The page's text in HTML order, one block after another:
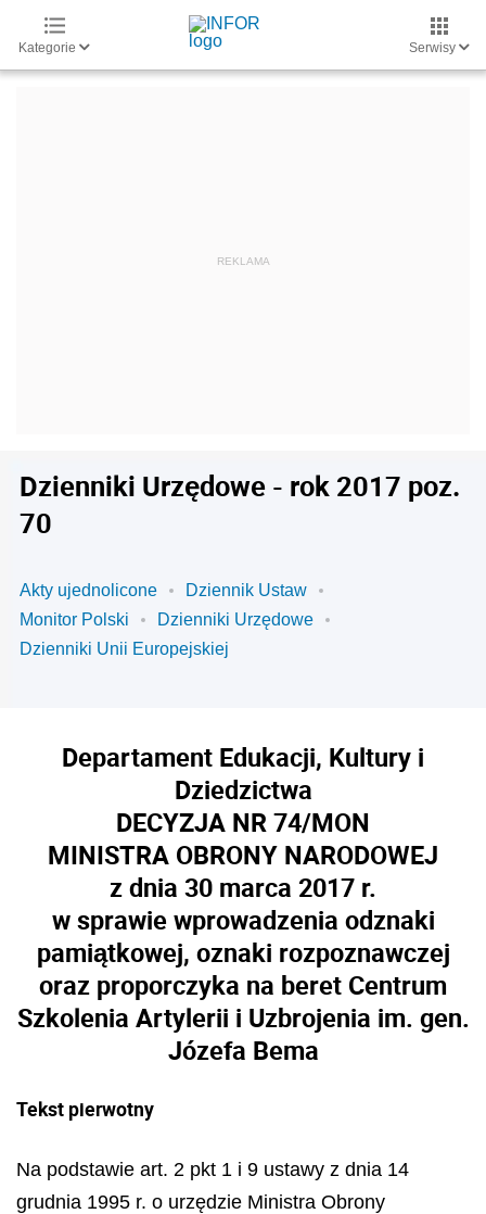
Kategorie Serwisy
Dzienniki Urzędowe - rok 2017 poz.
70
Akty ujednolicone
Dziennik Ustaw
Monitor Polski
Dzienniki Urzędowe
Dzienniki Unii Europejskiej
Departament Edukacji, Kultury i
Dziedzictwa
DECYZJA NR 74/MON
MINISTRA OBRONY NARODOWEJ
z dnia 30 marca 2017 r.
w sprawie wprowadzenia odznaki
pamiątkowej, oznaki rozpoznawczej
oraz proporczyka na beret Centrum
Szkolenia Artylerii i Uzbrojenia im. gen.
Józefa Bema
Tekst pierwotny
Na podstawie art. 2 pkt 1 i 9 ustawy z dnia 14
grudnia 1995 r. o urzędzie Ministra Obrony